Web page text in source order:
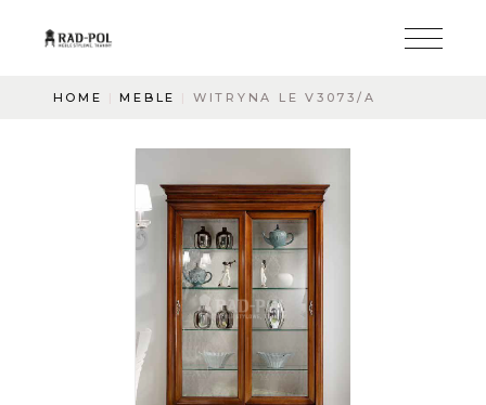
HOME MEBLE WITRYNA LE V3073/A